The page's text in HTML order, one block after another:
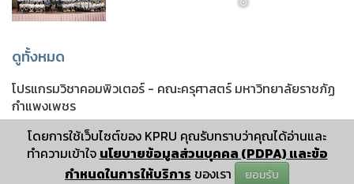
ดูทั้งหมด
โดยการใช้เว็บไซต์ของ KPRU คุณรับทราบว่าคุณได้อ่านและ
ทำความเข้าใจ นโยบายข้อมูลส่วนบุคคล (PDPA) และข้อ
กำหนดในการให้บริการ ของเรา ยอมรับ
โปรแกรมวิชาคอมพิวเตอร์ - คณะครุศาสตร์ มหาวิทยาลัยราชภัฏ
กำแพงเพชร
❅